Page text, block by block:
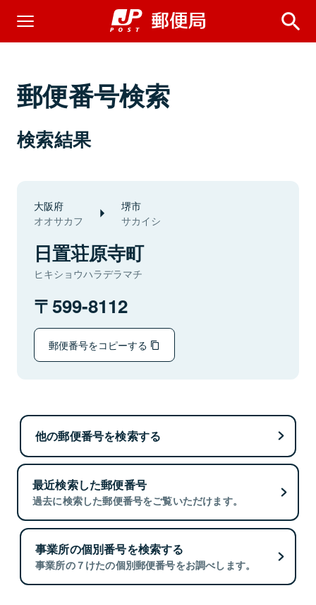
郵便番号検索
検索結果
大阪府
オオサカフ
堺市
サカイシ
日置荘原寺町
ヒキショウハラデラマチ
599-8112
郵便番号をコピーする
他の郵便番号を検索する
最近検索した郵便番号
過去に検索した郵便番号をご覧いただけます。
事業所の個別番号を検索する
事業所の７けたの個別郵便番号をお調べします。